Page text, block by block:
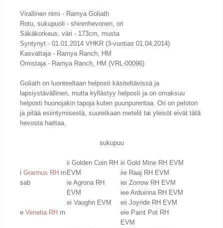
Virallinen nimi - Ramya Goliath
Rotu, sukupuoli - shirenhevonen, ori
Säkäkorkeus, väri - 173cm, musta
Syntynyt - 01.01.2014 VHKR (3-vuotias 01.04.2014)
Kasvattaja - Ramya Ranch, HM
Omistaja - Ramya Ranch, HM (VRL-00096)
Goliath on luonteeltaan helposti käsiteltävissä ja
lapsiystävällinen, mutta kyllästyy helposti ja on omaksuu
helposti huonojakin tapoja kuten puunpurentaa. Ori on peloton
ja pitää esiintymisestä, suuretkaan metelit tai yleisöt eivät tätä
hevosta haittaa.
sukupuu
i Grannus RH rn
sab
ii Golden Coin RH
EVM
iii Gold Mine RH EVM
iie Raaj RH EVM
ie Agrona RH
EVM
iei Zorrow RH EVM
iee Arduinna RH EVM
e Venetia RH rn
ei Vaughn EVM
eii Joyride RH EVM
eie Paint Pot RH
EVM